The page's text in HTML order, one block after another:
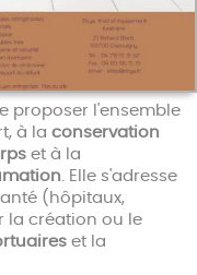
proposer l'ensemble
à la conservation
et à la
. Elle s'adresse
(hôpitaux,
la création ou le
et la